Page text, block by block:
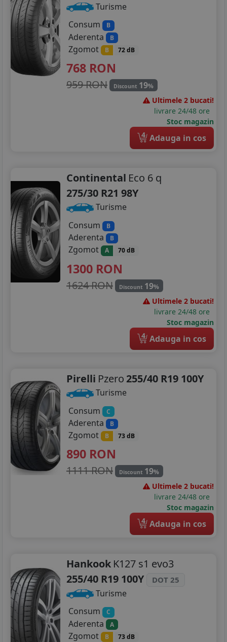
Turisme
Consum
B
Aderenta B
Zgomot B 72 dB
768 RON
959 RON Discount 19%
Ultimele 2 bucati!
livrare 24/48 ore
Stoc magazin
4 Adauga in cos
Continental Eco 6 q
275/30 R21 98Y
Turisme
Consum
B
Aderenta B
Zgomot A 70 dB
1300 RON
1624 RON Discount 19%
Ultimele 2 bucati!
livrare 24/48 ore
Stoc magazin
4 Adauga in cos
Pirelli Pzero 255/40 R19 100Y
Turisme
Consum
C
Aderenta B
Zgomot B 73 dB
890 RON
1111 RON Discount 19%
Ultimele 2 bucati!
livrare 24/48 ore
Stoc magazin
4 Adauga in cos
Hankook K127 s1 evo3
255/40 R19 100Y
DOT 25
Turisme
Consum
C
Aderenta A
Zgomot B 73 dB